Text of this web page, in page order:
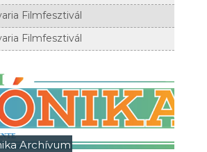
Filmfesztivál
Filmfesztivál
Archívum